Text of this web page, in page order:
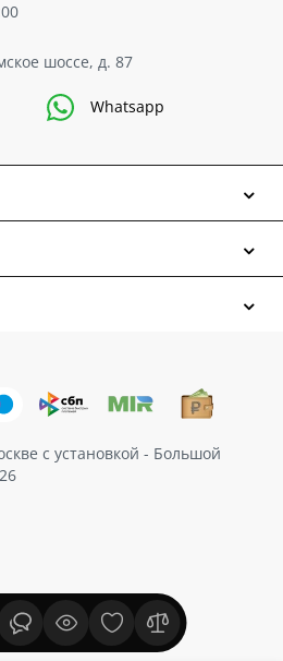
шоссе, д. 87
Whatsapp
с установкой - Большой